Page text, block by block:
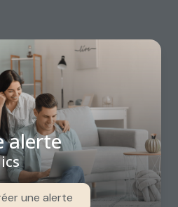
alerte
une alerte